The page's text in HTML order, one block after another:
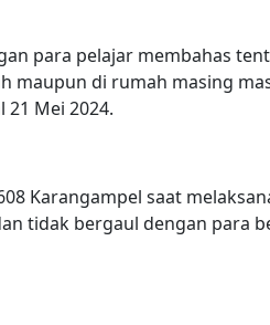
para pelajar membahas
maupun di rumah masing
21 Mei 2024.
Karangampel saat
tidak bergaul dengan para